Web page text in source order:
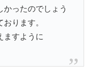
ったのでしょう
ります。
ますように